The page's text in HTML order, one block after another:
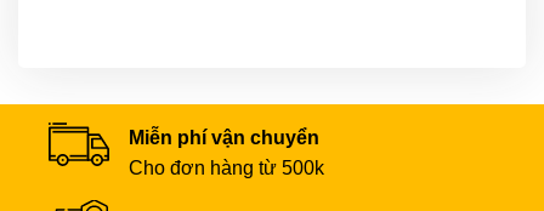
Miễn phí vận chuyển
Cho đơn hàng từ 500k